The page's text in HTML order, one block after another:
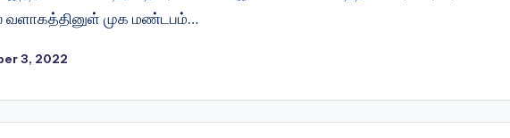
வளாகத்தினுள் முக மண்டபம்…
3, 2022